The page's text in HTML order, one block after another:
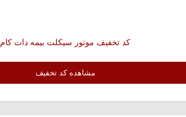
کد تخفیف موتور سیکلت بیمه دات کام
مشاهده کد تخفیف